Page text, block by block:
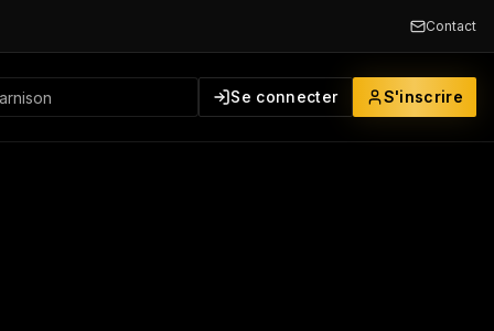
Contact
Se connecter S'inscrire